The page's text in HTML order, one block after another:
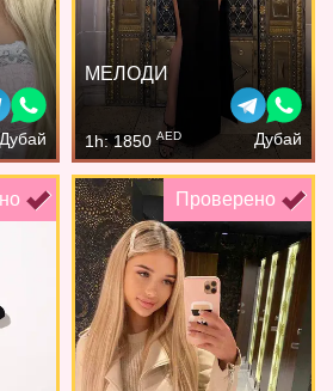
Дубай
МЕЛОДИ
1h: 1850 AED Дубай
Проверено